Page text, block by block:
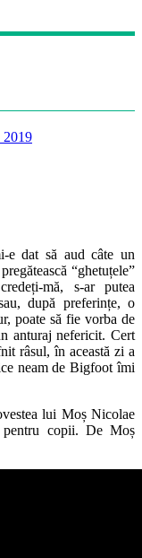
2019
e dat să aud câte un
“ghetuțele”
mă, s-ar putea
după preferințe, o
poate să fie vorba de
anturaj nefericit. Cert
râsul, în această zi a
neam de Bigfoot îmi
lui Moș Nicolae
copii. De Moș